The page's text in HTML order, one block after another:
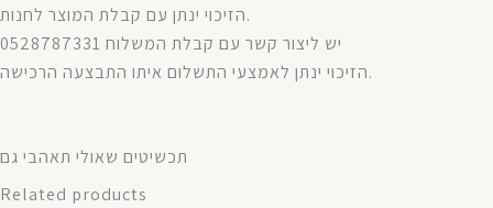
הזיכוי ינתן עם קבלת המוצר לחנות.
יש ליצור קשר עם קבלת המשלוח 0528787331
הזיכוי ינתן לאמצעי התשלום איתו התבצעה הרכישה.
תכשיטים שאולי תאהבי גם
Related products